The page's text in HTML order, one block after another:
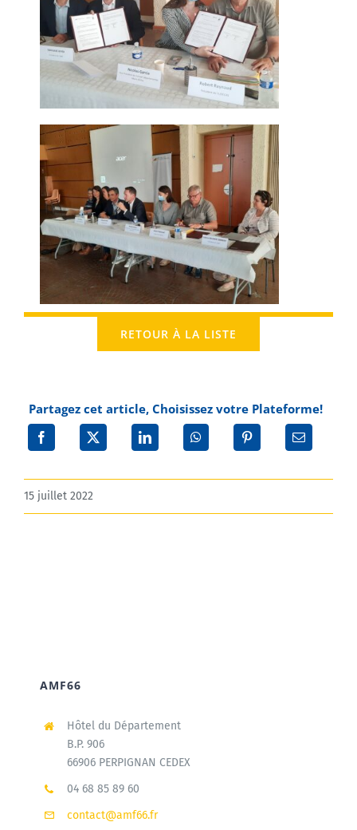
RETOUR À LA LISTE
Partagez cet article, Choisissez votre Plateforme!
15 juillet 2022
AMF66
Hôtel du Département
B.P. 906
66906 PERPIGNAN CEDEX
04 68 85 89 60
contact@amf66.fr